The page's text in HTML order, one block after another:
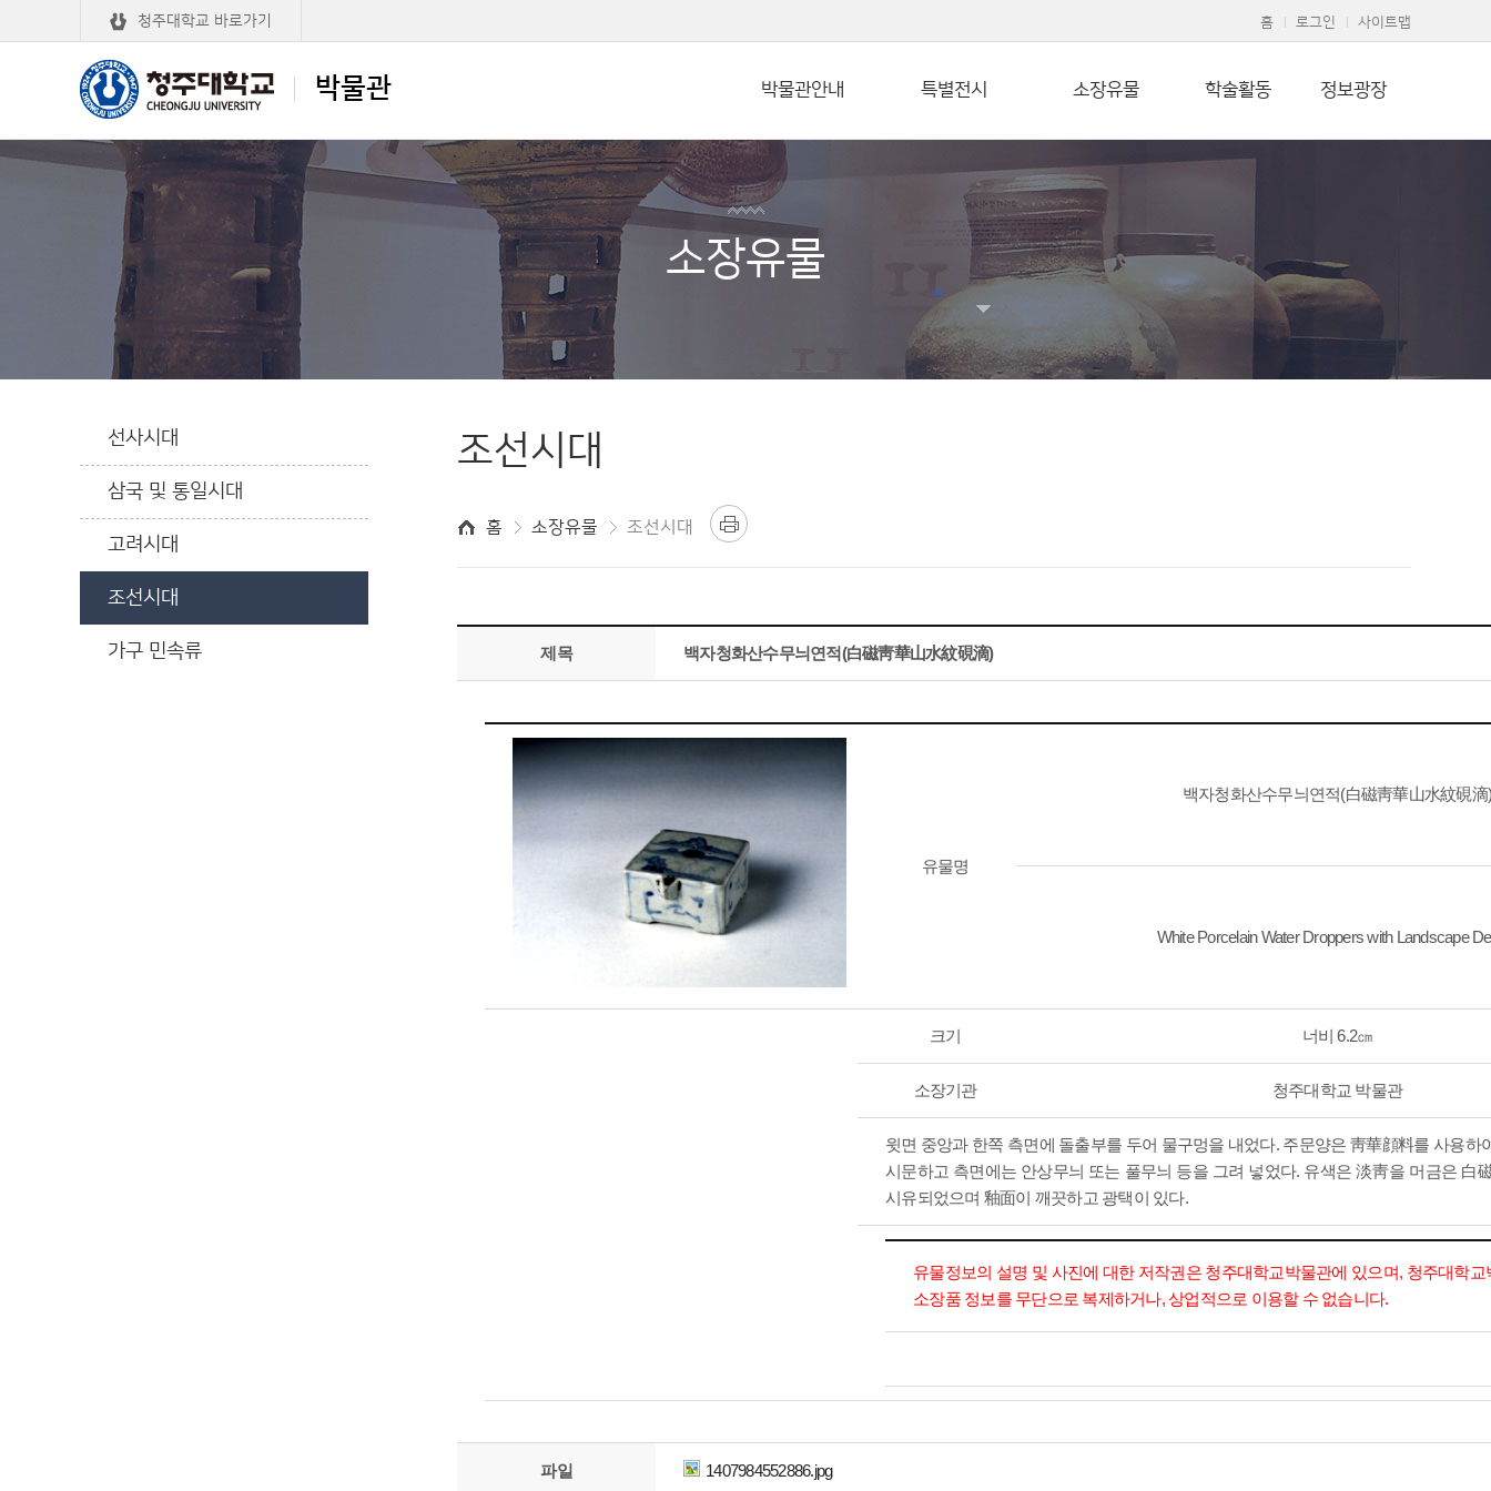
박물관
청주대학교 바로가기 홈 로그인 사이트맵
청주대학교
박물관
박물관안내 특별전시 소장유물 학술활동 정보광장
소장유물
선사시대
삼국 및 통일시대
고려시대
조선시대
가구 민속류
조선시대
홈 소장유물 조선시대
제목 백자청화산수무늬연적(白磁靑華山水紋硯滴)
유물명
백자청화산수무늬연적(白磁靑華山水紋硯滴
White Porcelain Water Droppers with Landscape
크기 너비 6.2㎝
소장기관 청주대학교 박물관
윗면 중앙과 한쪽 측면에 돌출부를 두어 물구멍을 내었다. 주문양은 靑華顔料를 사용하
시문하고 측면에는 안상무늬 또는 풀무늬 등을 그려 넣었다. 유색은 淡靑을 머금은 白
시유되었으며 釉面이 깨끗하고 광택이 있다.
유물정보의 설명 및 사진에 대한 저작권은 청주대학교박물관에 있으며, 청주대학
소장품 정보를 무단으로 복제하거나, 상업적으로 이용할 수 없습니다.
파일 1407984552886.jpg